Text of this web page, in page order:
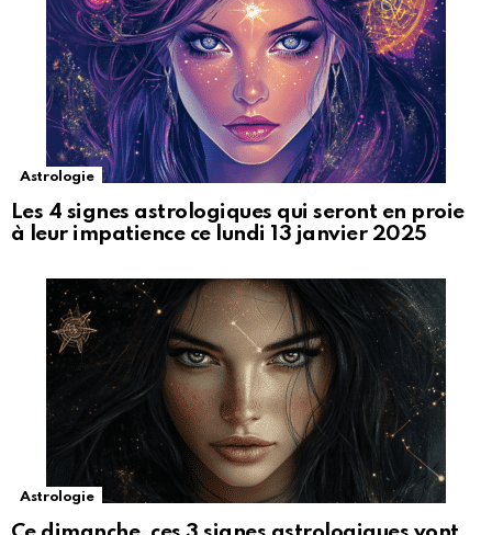
Astrologie
Les 4 signes astrologiques qui seront en proie
à leur impatience ce lundi 13 janvier 2025
Astrologie